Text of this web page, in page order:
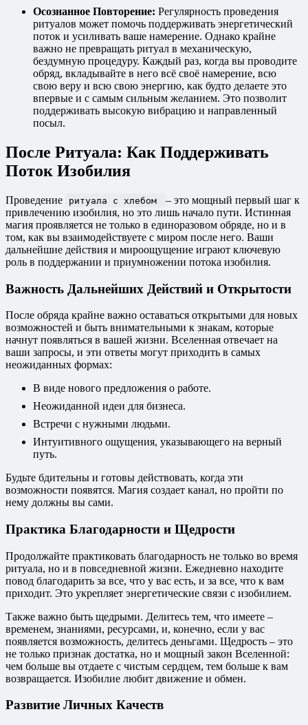
Осознанное Повторение: Регулярность проведения
ритуалов может помочь поддерживать энергетический
поток и усиливать ваше намерение. Однако крайне
важно не превращать ритуал в механическую,
бездумную процедуру. Каждый раз, когда вы проводите
обряд, вкладывайте в него всё своё намерение, всю
свою веру и всю свою энергию, как будто делаете это
впервые и с самым сильным желанием. Это позволит
поддерживать высокую вибрацию и направленный
посыл.
После Ритуала: Как Поддерживать
Поток Изобилия
Проведение ритуала с хлебом
– это мощный первый шаг к
привлечению изобилия, но это лишь начало пути. Истинная
магия проявляется не только в единоразовом обряде, но и в
том, как вы взаимодействуете с миром после него. Ваши
дальнейшие действия и мироощущение играют ключевую
роль в поддержании и приумножении потока изобилия.
Важность Дальнейших Действий и Открытости
После обряда крайне важно оставаться открытыми для новых
возможностей и быть внимательными к знакам, которые
начнут появляться в вашей жизни. Вселенная отвечает на
ваши запросы, и эти ответы могут приходить в самых
неожиданных формах:
В виде нового предложения о работе.
Неожиданной идеи для бизнеса.
Встречи с нужными людьми.
Интуитивного ощущения, указывающего на верный
путь.
Будьте бдительны и готовы действовать, когда эти
возможности появятся. Магия создает канал, но пройти по
нему должны вы сами.
Практика Благодарности и Щедрости
Продолжайте практиковать благодарность не только во время
ритуала, но и в повседневной жизни. Ежедневно находите
повод благодарить за все, что у вас есть, и за все, что к вам
приходит. Это укрепляет энергетические связи с изобилием.
Также важно быть щедрыми. Делитесь тем, что имеете –
временем, знаниями, ресурсами, и, конечно, если у вас
появляется возможность, делитесь деньгами. Щедрость – это
не только признак достатка, но и мощный закон Вселенной:
чем больше вы отдаете с чистым сердцем, тем больше к вам
возвращается. Изобилие любит движение и обмен.
Развитие Личных Качеств